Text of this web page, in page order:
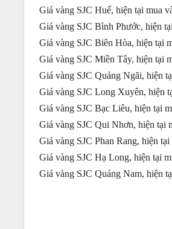
Giá vàng SJC Huế, hiện tại mua
Giá vàng SJC Bình Phước, hiện
Giá vàng SJC Biên Hòa, hiện tại
Giá vàng SJC Miền Tây, hiện tại
Giá vàng SJC Quảng Ngãi, hiện
Giá vàng SJC Long Xuyên, hiện
Giá vàng SJC Bạc Liêu, hiện tại
Giá vàng SJC Qui Nhơn, hiện tại
Giá vàng SJC Phan Rang, hiện
Giá vàng SJC Hạ Long, hiện tại
Giá vàng SJC Quảng Nam, hiện